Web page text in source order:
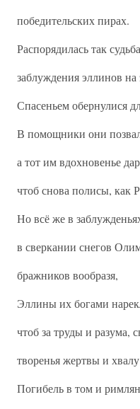
победительских пирах.
Распорядилась так
заблуждения эллинов на
Спасеньем обернулися
В помощники они
а тот им вдохновенье
чтоб снова полисы, как
Но всё же в
в сверкании снегов
бражников вообразя,
Эллины их богами
чтоб за труды и разума,
творенья жертвы и
Погибель в том и